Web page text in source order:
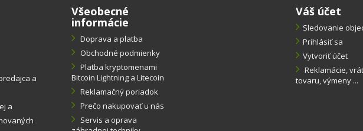
a
a
Všeobecné
informácie
Doprava a platba
Obchodné podmienky
Platba kryptomenami
Bitcoin Lightning a Litecoin
Reklamačný poriadok
Prečo nakupovať u nás
Servis a oprava
Váš účet
Sledovanie
Prihlásiť sa
Vytvoriť účet
Reklamácie,
tovaru, výmeny ...